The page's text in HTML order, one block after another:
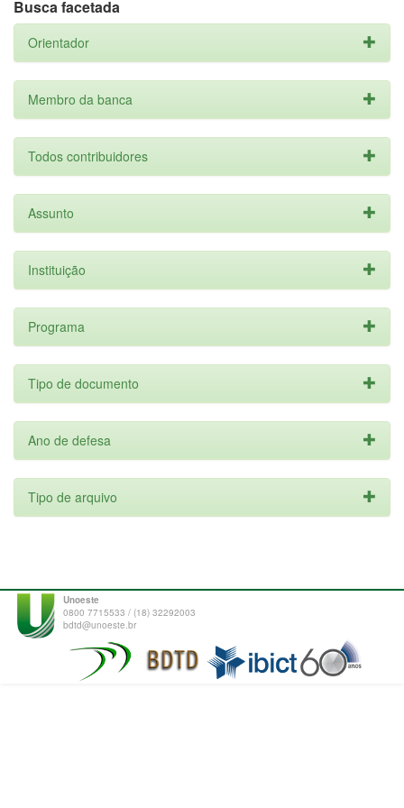
Busca facetada
Orientador
Membro da banca
Todos contribuidores
Assunto
Instituição
Programa
Tipo de documento
Ano de defesa
Tipo de arquivo
Unoeste
0800 7715533 / (18) 32292003
bdtd@unoeste.br